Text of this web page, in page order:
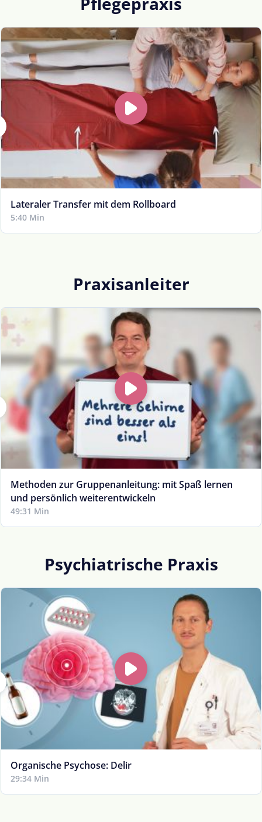
Lateraler Transfer mit dem Rollboard
5:40 Min
Praxisanleiter
Methoden zur Gruppenanleitung: mit Spaß lernen
und persönlich weiterentwickeln
49:31 Min
Psychiatrische Praxis
Organische Psychose: Delir
29:34 Min